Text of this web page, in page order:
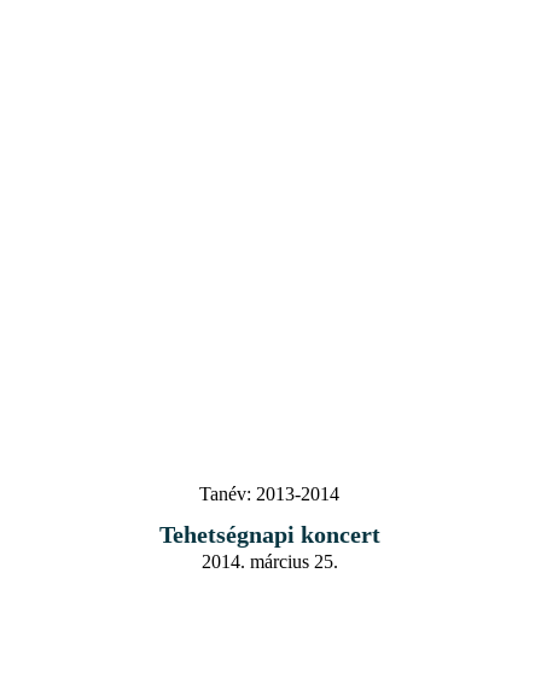
Tanév: 2013-2014
Tehetségnapi koncert
2014. március 25.